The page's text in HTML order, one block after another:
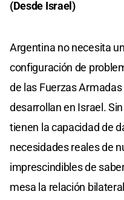
(Desde Israel)
Argentina no necesita
configuración de
de las Fuerzas
desarrollan en Israel.
tienen la capacidad de
necesidades reales de
imprescindibles de
mesa la relación